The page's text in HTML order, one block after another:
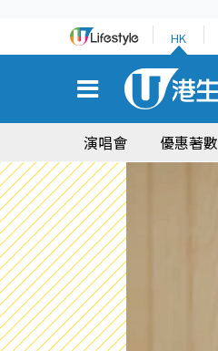
HK
演唱會 優惠著數